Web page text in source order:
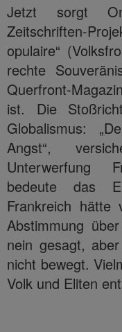
Jetzt sorgt
Zeitschriften-
opulaire“
rechte
Querfront-
ist. Die
Globalismus:
Angst“,
Unterwerfung
bedeute das
Frankreich
Abstimmung
nein gesagt,
nicht bewegt.
Volk und Eliten